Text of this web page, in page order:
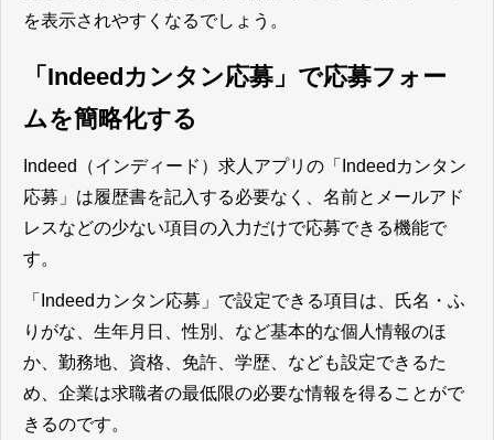
を表示されやすくなるでしょう。
「Indeedカンタン応募」で応募フォー
ムを簡略化する
Indeed（インディード）求人アプリの「Indeedカンタン
応募」は履歴書を記入する必要なく、名前とメールアド
レスなどの少ない項目の入力だけで応募できる機能で
す。
「Indeedカンタン応募」で設定できる項目は、氏名・ふ
りがな、生年月日、性別、など基本的な個人情報のほ
か、勤務地、資格、免許、学歴、なども設定できるた
め、企業は求職者の最低限の必要な情報を得ることがで
きるのです。